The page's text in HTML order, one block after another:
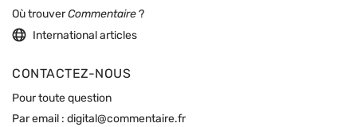
Où trouverCommentaire ?
International articles
CONTACTEZ-NOUS
Pour toute question
Par email : digital@commentaire.fr